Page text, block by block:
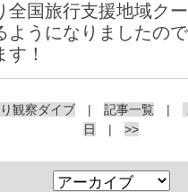
全国旅行支援地域ク
ようになりましたの
す！
観察ダイブ | 記事一覧 |
日
| >>